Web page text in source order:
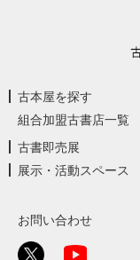
古本屋を探す
組合加盟古書店一覧
古書即売展
展示・活動スペース
お問い合わせ